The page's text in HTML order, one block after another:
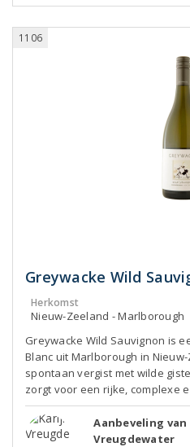
1106
Greywacke Wild
Herkomst
Nieuw-Zeeland - Marlborough
Greywacke Wild Sauvignon is
Blanc uit Marlborough in
spontaan vergist met wilde
zorgt voor een rijke, complexe
Aanbeveling
Vreugdewater